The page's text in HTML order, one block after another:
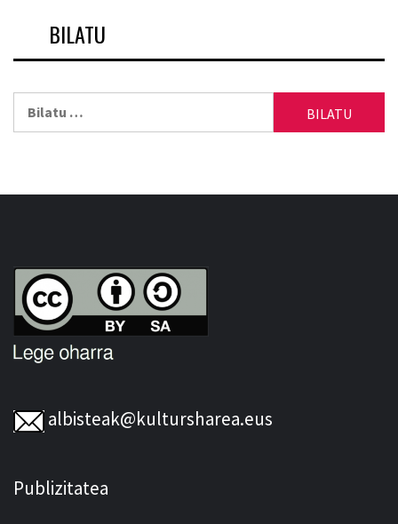
BILATU
albisteak@kultursharea.eus
Publizitatea